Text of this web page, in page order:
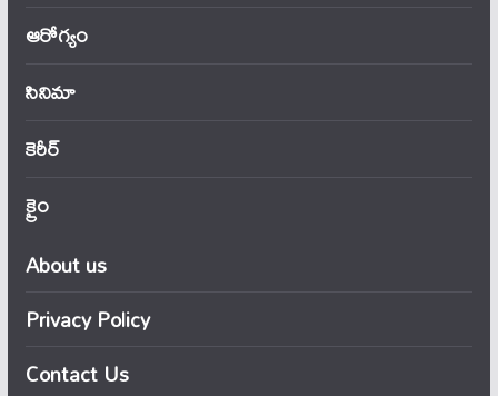
ఆరోగ్యం
సినిమా
కెరీర్
క్రైం
About us
Privacy Policy
Contact Us